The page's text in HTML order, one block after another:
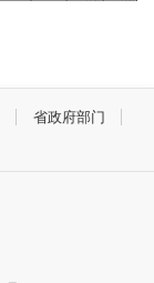
省政府部门